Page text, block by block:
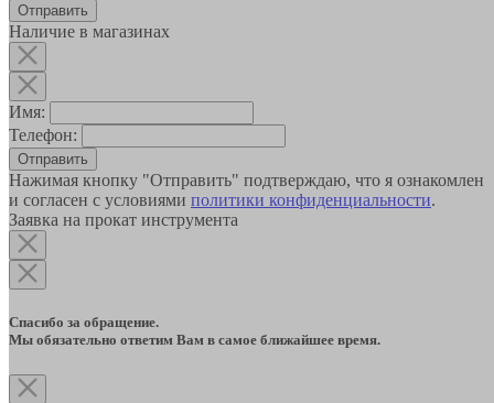
Наличие в магазинах
Имя:
Телефон:
Отправить
Нажимая кнопку "Отправить" подтверждаю, что я ознакомлен
и согласен с условиями политики конфиденциальности.
Заявка на прокат инструмента
Спасибо за обращение.
Мы обязательно ответим Вам в самое ближайшее время.